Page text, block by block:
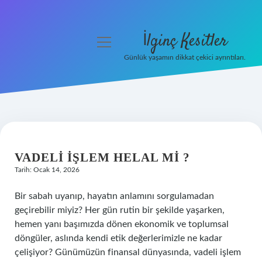
Hakkımızda
menüyü
İlginç Kesitler
Günlük yaşamın dikkat çekici ayrıntıları.
VADELI IŞLEM HELAL MI ?
Tarih: Ocak 14, 2026
Bir sabah uyanıp, hayatın anlamını sorgulamadan
geçirebilir miyiz? Her gün rutin bir şekilde yaşarken,
hemen yanı başımızda dönen ekonomik ve toplumsal
döngüler, aslında kendi etik değerlerimizle ne kadar
çelişiyor? Günümüzün finansal dünyasında, vadeli işlem